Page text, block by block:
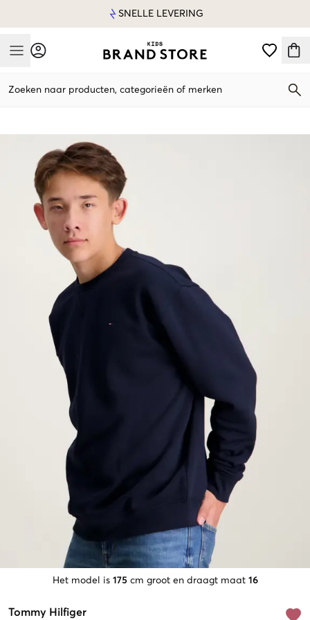
SNELLE LEVERING
Mobile Menu
Zoeken naar producten, categorieën of merken
Het model is 175 cm groot en draagt maat 16
Tommy Hilfiger